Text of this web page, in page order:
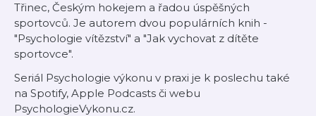
Třinec, Českým hokejem a řadou úspěšných
sportovců. Je autorem dvou populárních knih -
"Psychologie vítězství" a "Jak vychovat z dítěte
sportovce".
Seriál Psychologie výkonu v praxi je k poslechu také
na Spotify, Apple Podcasts či webu
PsychologieVykonu.cz.